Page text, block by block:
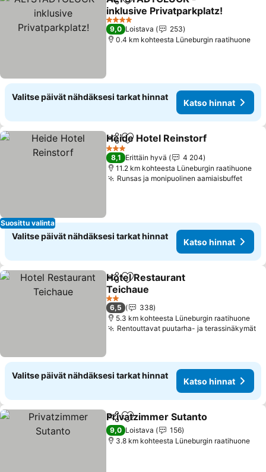
Jaa Lisää suosikkeihin
inklusive Privatparkplatz!
Katso hinnat
4 Tähtiluokitus
9,0 Loistava
253
0.4 km kohteesta Lüneburgin raatihuone
Valitse päivät nähdäksesi tarkat hinnat
Katso hinnat
Suosittu valinta
Jaa Lisää suosikkeihin
Heide Hotel Reinstorf
3 Tähtiluokitus
8,1 Erittäin hyvä
4 204
11.2 km kohteesta Lüneburgin raatihuone
Runsas ja monipuolinen aamiaisbuffet
Valitse päivät nähdäksesi tarkat hinnat
Katso hinnat
Jaa Lisää suosikkeihin
Hotel Restaurant
Teichaue
Katso hinnat
2 Tähtiluokitus
6,5
338
5.3 km kohteesta Lüneburgin raatihuone
Rentouttavat puutarha- ja terassinäkymät
Valitse päivät nähdäksesi tarkat hinnat
Katso hinnat
Jaa Lisää suosikkeihin
Privatzimmer Sutanto
9,0 Loistava
156
3.8 km kohteesta Lüneburgin raatihuone